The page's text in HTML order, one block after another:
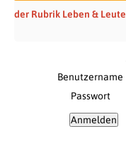
der Rubrik Leben & Leute
Benutzername
Passwort